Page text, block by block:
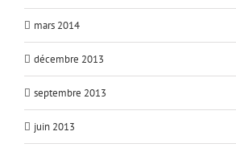
mars 2014
décembre 2013
septembre 2013
juin 2013